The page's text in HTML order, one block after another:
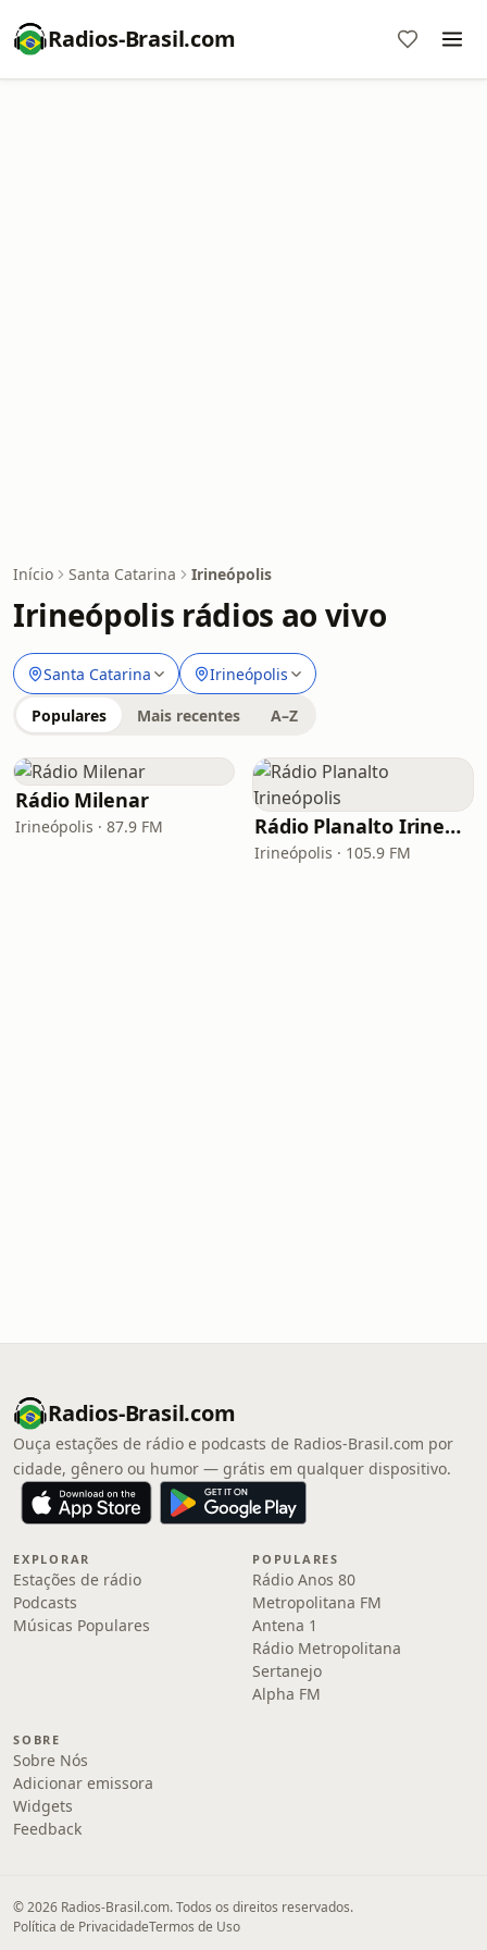
Radios-Brasil.com
Início Santa Catarina Irineópolis
Irineópolis rádios ao vivo
Santa Catarina Irineópolis
Populares Mais recentes A–Z
Rádio Milenar
Irineópolis · 87.9 FM Rádio Planalto Irineópolis
Irineópolis · 105.9 FM
Radios-Brasil.com
Ouça estações de rádio e podcasts de Radios-Brasil.com por
cidade, gênero ou humor — grátis em qualquer dispositivo.
EXPLORAR
Estações de rádio
Podcasts
Músicas Populares
POPULARES
Rádio Anos 80
Metropolitana FM
Antena 1
Rádio Metropolitana
Sertanejo
Alpha FM
SOBRE
Sobre Nós
Adicionar emissora
Widgets
Feedback
© 2026 Radios-Brasil.com. Todos os direitos reservados.
Política de PrivacidadeTermos de Uso